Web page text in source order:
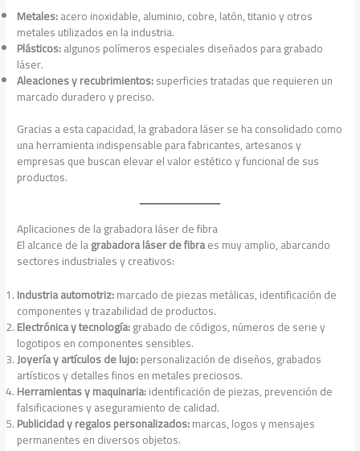
Metales:acero inoxidable, aluminio, cobre, latón, titanio y otros
metales utilizados en la industria.
Plásticos:algunos polímeros especiales diseñados para grabado
láser.
Aleaciones y recubrimientos:superficies tratadas que requieren un
marcado duradero y preciso.
Gracias a esta capacidad, la grabadora láser se ha consolidado como
una herramienta indispensable para fabricantes, artesanos y
empresas que buscan elevar el valor estético y funcional de sus
productos.
Aplicaciones de la grabadora láser de fibra
El alcance de lagrabadora láser de fibraes muy amplio, abarcando
sectores industriales y creativos:
Industria automotriz:marcado de piezas metálicas, identificación de
componentes y trazabilidad de productos.
Electrónica y tecnología:grabado de códigos, números de serie y
logotipos en componentes sensibles.
Joyería y artículos de lujo:personalización de diseños, grabados
artísticos y detalles finos en metales preciosos.
Herramientas y maquinaria:identificación de piezas, prevención de
falsificaciones y aseguramiento de calidad.
Publicidad y regalos personalizados:marcas, logos y mensajes
permanentes en diversos objetos.